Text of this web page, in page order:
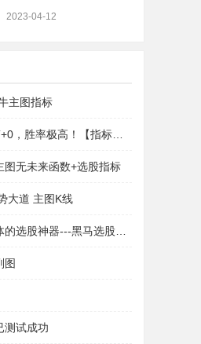
2023-04-12
主图指标
图无未来函数+选股指标
大道 主图K线
图
测试成功